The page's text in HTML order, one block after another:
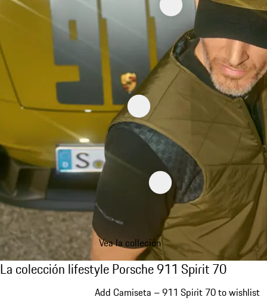
Vea la colleción
La colección lifestyle Porsche 911 Spirit 70
La colección lifestyle Porsche 911 Spirit 70
Add Camiseta – 911 Spirit 70 to wishlist